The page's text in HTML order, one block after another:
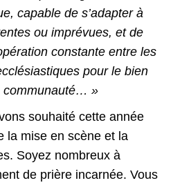
capable de s’adapter à
ou imprévues, et de
constante entre les
pour le bien
communauté… »
souhaité cette année
la mise en scène et la
Soyez nombreux à
de prière incarnée. Vous